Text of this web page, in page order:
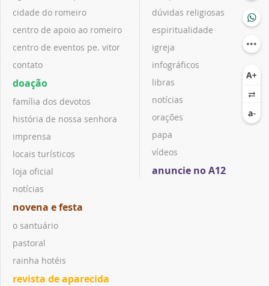
cidade do romeiro
centro de apoio ao romeiro
centro de eventos pe. vitor
contato
doação
família dos devotos
história de nossa senhora
imprensa
locais turísticos
loja oficial
notícias
novena e festa
o santuário
pastoral
rainha hotéis
revista de aparecida
dúvidas religiosas
espiritualidade
igreja
infográficos
libras
notícias
orações
papa
vídeos
anuncie no A12